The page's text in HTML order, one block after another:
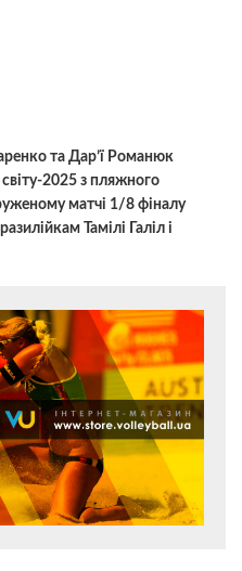
та Дар’ї Романюк
2025 з пляжного
матчі 1/8 фіналу
Тамілі Галіл і